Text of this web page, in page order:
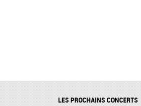
LES PROCHAINS CONCERTS